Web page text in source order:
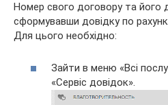
Номер свого договору та його
сформувавши довідку по
Для цього необхідно:
Зайти в меню «Всі
«Сервіс довідок».